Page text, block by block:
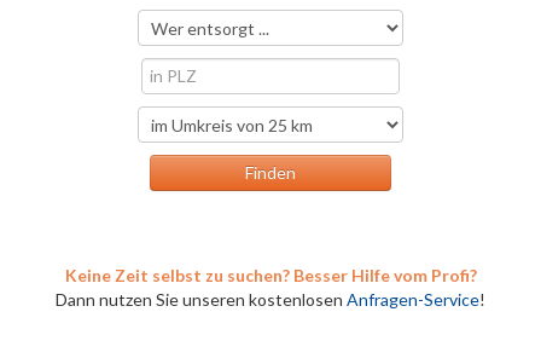
Keine Zeit selbst zu suchen? Besser Hilfe vom Profi?
Dann nutzen Sie unseren kostenlosen Anfragen-Service!